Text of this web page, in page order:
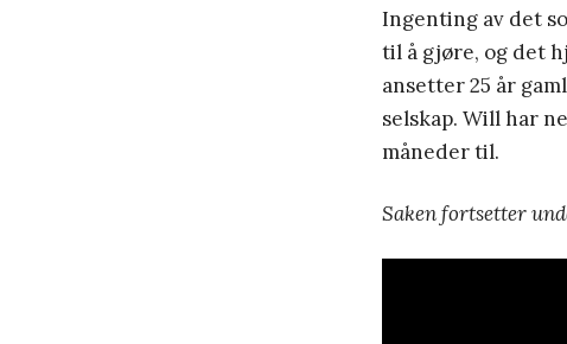
Ingenting av det
til å gjøre, og det
ansetter 25 år
selskap. Will har
måneder til.
Saken fortsetter